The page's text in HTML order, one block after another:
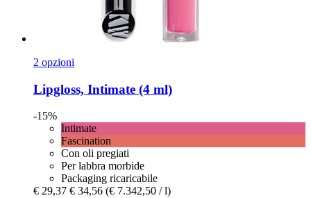
2 opzioni
Lipgloss, Intimate (4 ml)
-15%
Intimate
Fascination
Con oli pregiati
Per labbra morbide
Packaging ricaricabile
€ 29,37 € 34,56 (€ 7.342,50 / l)